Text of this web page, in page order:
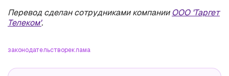
Перевод сделан сотрудниками компанииООО 'Таргет
Телеком'.
законодательствореклама